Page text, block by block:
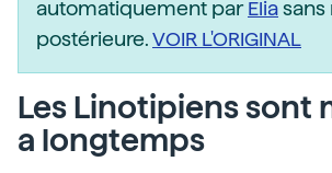
automatiquement parEliasans
postérieure.VOIR L'ORIGINAL
Les Linotipiens sont
a longtemps